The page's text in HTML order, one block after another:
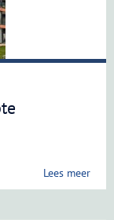
Lees meer